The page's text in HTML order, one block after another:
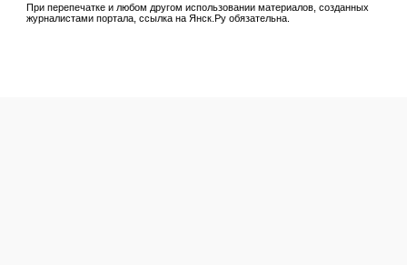
При перепечатке и любом другом использовании материалов, созданных
журналистами портала, ссылка на Янск.Ру обязательна.